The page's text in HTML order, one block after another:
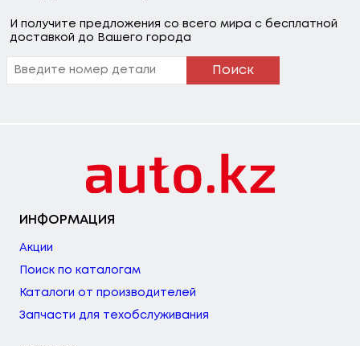
И получите предложения со всего мира с бесплатной
доставкой до Вашего города
Поиск
ИНФОРМАЦИЯ
Акции
Поиск по каталогам
Каталоги от производителей
Запчасти для техобслуживания